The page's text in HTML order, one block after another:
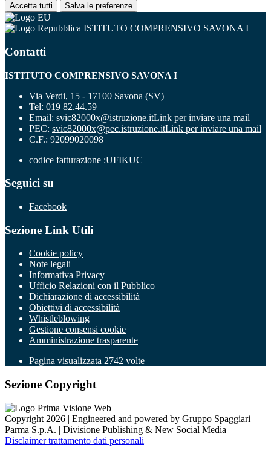
Accetta tutti Salva le preferenze
ISTITUTO COMPRENSIVO SAVONA I
Contatti
ISTITUTO COMPRENSIVO SAVONA I
Via Verdi, 15 - 17100 Savona (SV)
Tel: 019 82.44.59
Email: svic82000x@istruzione.itLink per inviare una mail
PEC: svic82000x@pec.istruzione.itLink per inviare una mail
C.F.: 92099020098
codice fatturazione :UFIKUC
Seguici su
Facebook
Sezione Link Utili
Cookie policy
Note legali
Informativa Privacy
Ufficio Relazioni con il Pubblico
Dichiarazione di accessibilità
Obiettivi di accessibilità
Whistleblowing
Gestione consensi cookie
Amministrazione trasparente
Pagina visualizzata 2742 volte
Sezione Copyright
Copyright 2026 | Engineered and powered by Gruppo Spaggiari
Parma S.p.A. | Divisione Publishing & New Social Media
Disclaimer trattamento dati personali